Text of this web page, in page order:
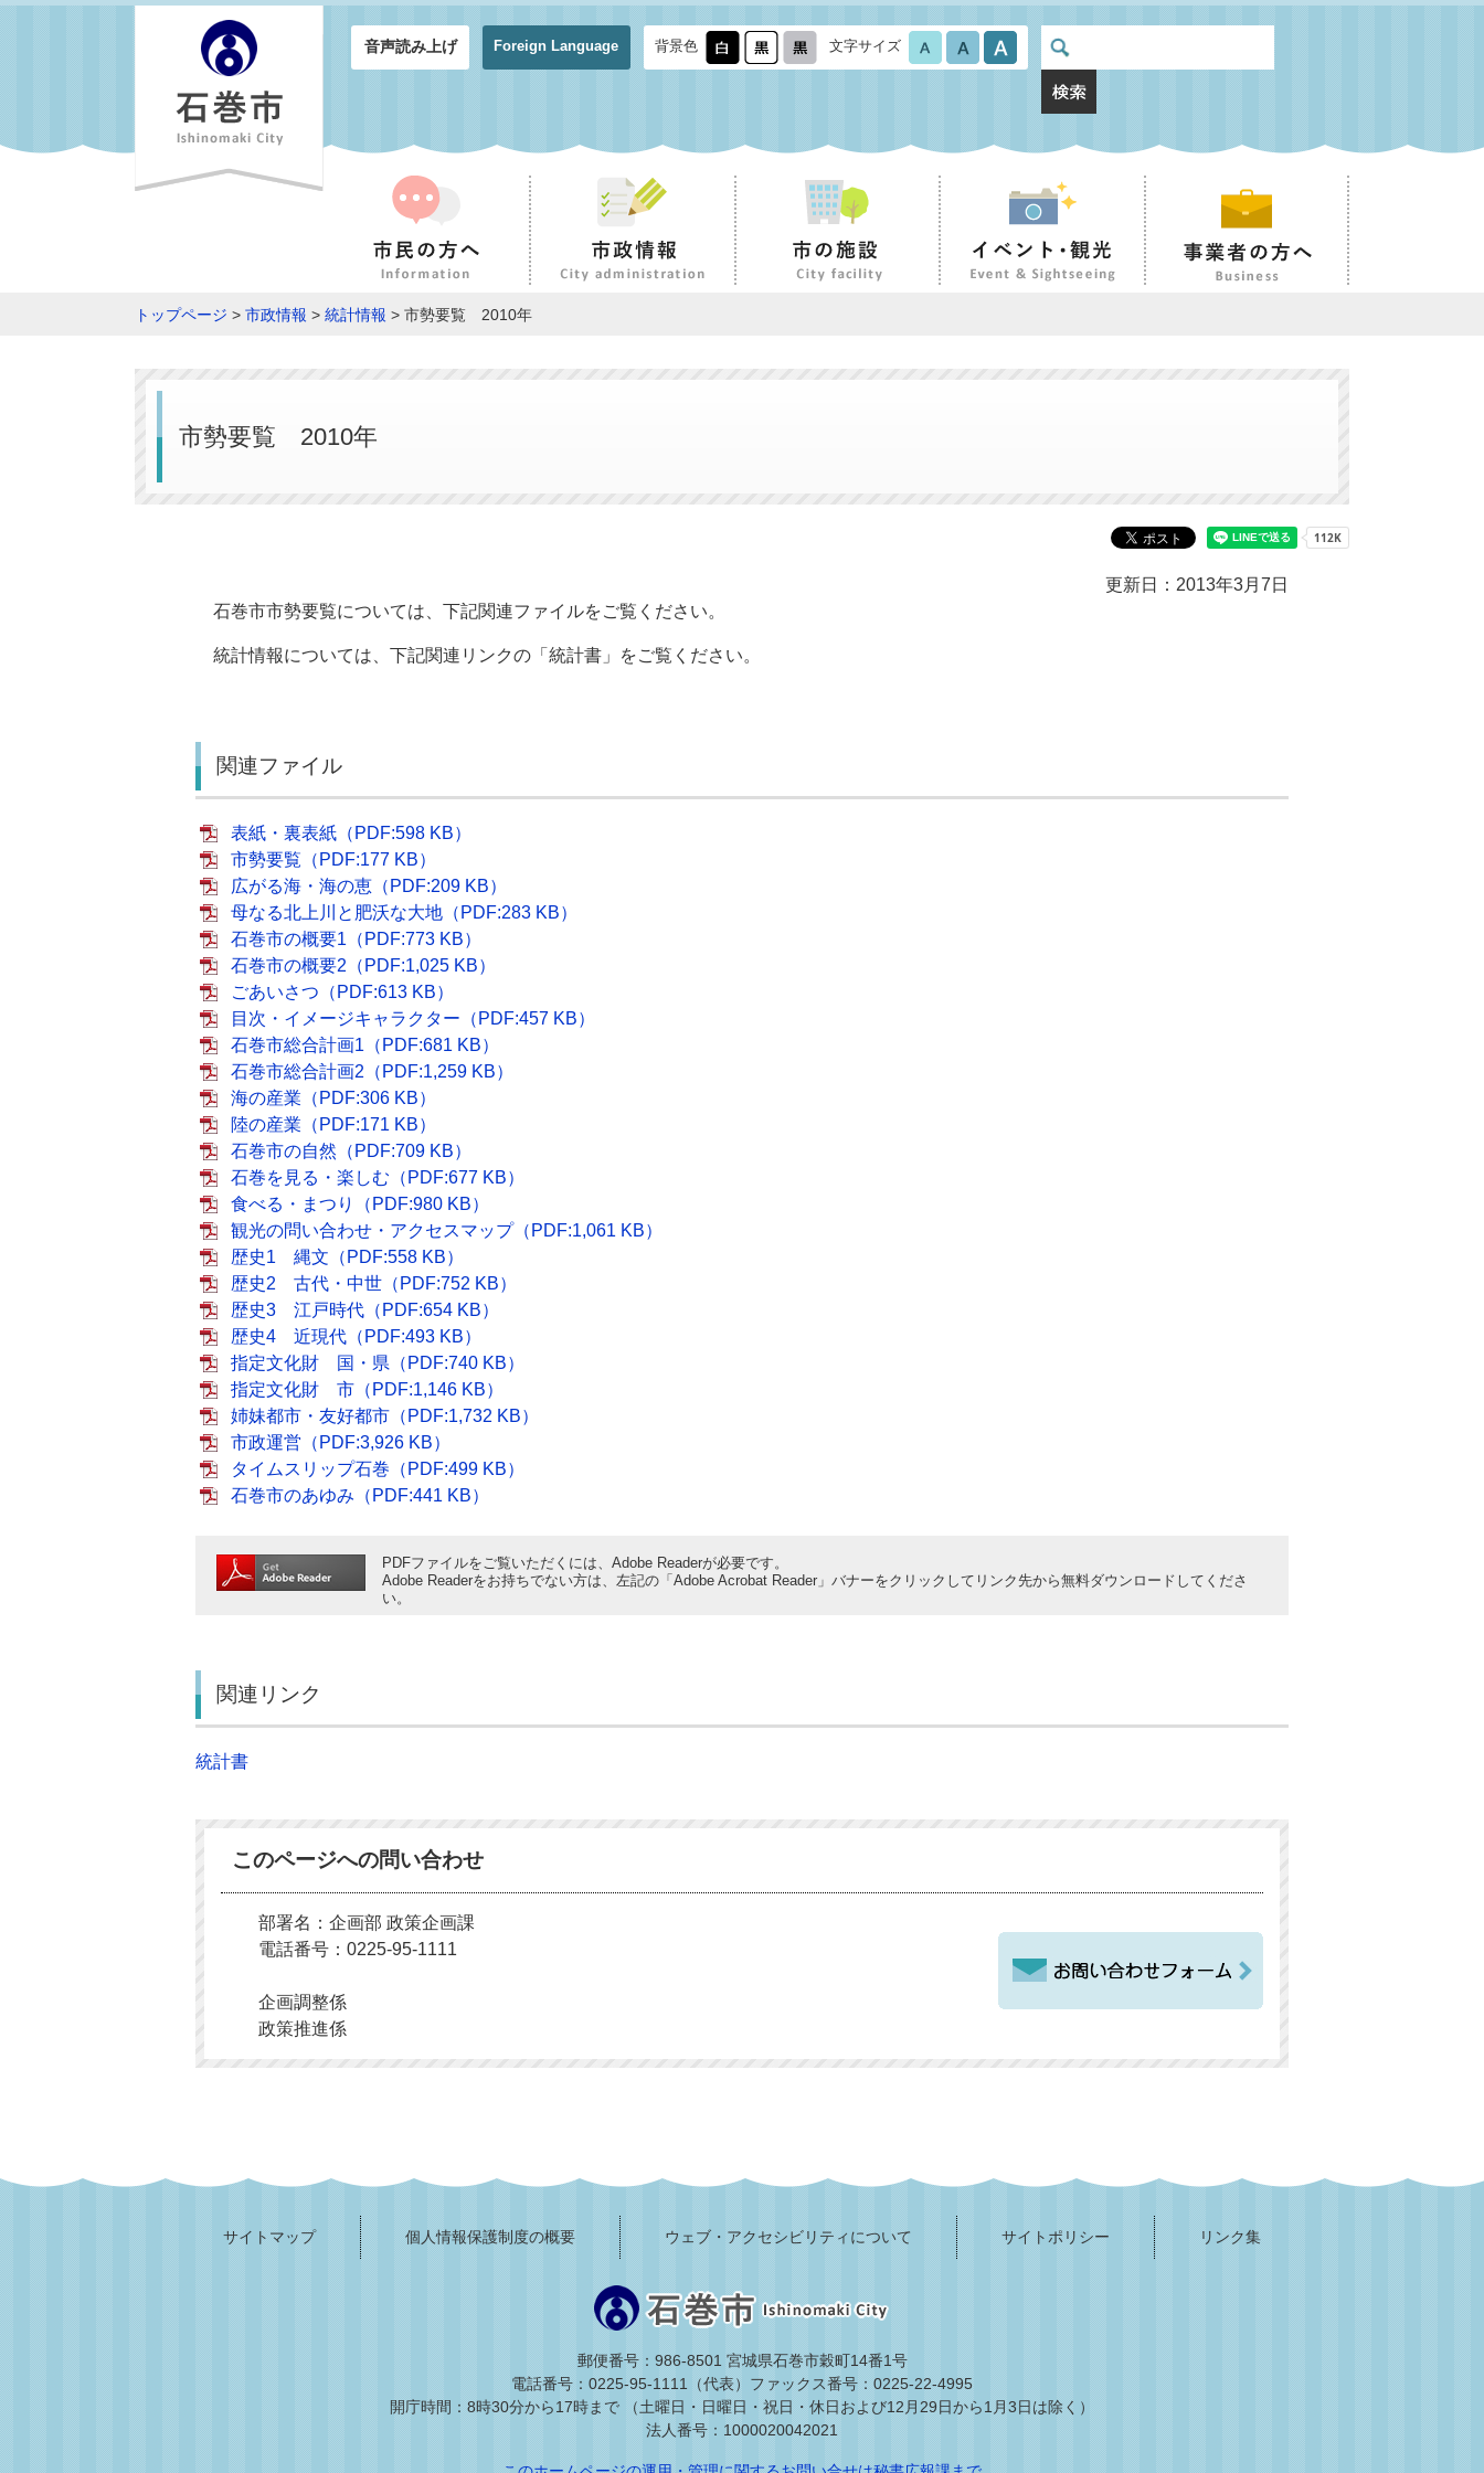
音声読み上げ Foreign Language 背景色 文字サイズ
トップページ > 市政情報 > 統計情報 > 市勢要覧 2010年
市勢要覧 2010年
更新日：2013年3月7日
石巻市市勢要覧については、下記関連ファイルをご覧ください。
統計情報については、下記関連リンクの「統計書」をご覧ください。
関連ファイル
表紙・裏表紙（PDF:598 KB）
市勢要覧（PDF:177 KB）
広がる海・海の恵（PDF:209 KB）
母なる北上川と肥沃な大地（PDF:283 KB）
石巻市の概要1（PDF:773 KB）
石巻市の概要2（PDF:1,025 KB）
ごあいさつ（PDF:613 KB）
目次・イメージキャラクター（PDF:457 KB）
石巻市総合計画1（PDF:681 KB）
石巻市総合計画2（PDF:1,259 KB）
海の産業（PDF:306 KB）
陸の産業（PDF:171 KB）
石巻市の自然（PDF:709 KB）
石巻を見る・楽しむ（PDF:677 KB）
食べる・まつり（PDF:980 KB）
観光の問い合わせ・アクセスマップ（PDF:1,061 KB）
歴史1 縄文（PDF:558 KB）
歴史2 古代・中世（PDF:752 KB）
歴史3 江戸時代（PDF:654 KB）
歴史4 近現代（PDF:493 KB）
指定文化財 国・県（PDF:740 KB）
指定文化財 市（PDF:1,146 KB）
姉妹都市・友好都市（PDF:1,732 KB）
市政運営（PDF:3,926 KB）
タイムスリップ石巻（PDF:499 KB）
石巻市のあゆみ（PDF:441 KB）
PDFファイルをご覧いただくには、Adobe Readerが必要です。
Adobe Readerをお持ちでない方は、左記の「Adobe Acrobat Reader」バナーをクリックしてリンク先から無料ダウンロードしてくださ
い。
関連リンク
統計書
このページへの問い合わせ
部署名：企画部 政策企画課
電話番号：0225-95-1111
企画調整係
政策推進係
サイトマップ 個人情報保護制度の概要 ウェブ・アクセシビリティについて サイトポリシー リンク集
郵便番号：986-8501 宮城県石巻市穀町14番1号
電話番号：0225-95-1111（代表） ファックス番号：0225-22-4995
開庁時間：8時30分から17時まで （土曜日・日曜日・祝日・休日および12月29日から1月3日は除く）
法人番号：1000020042021